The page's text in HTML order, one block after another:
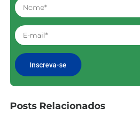
Inscreva-se
Posts Relacionados